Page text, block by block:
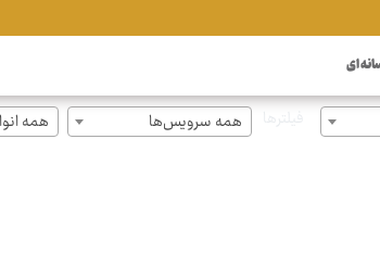
ای
همه سرویس‌ها همه